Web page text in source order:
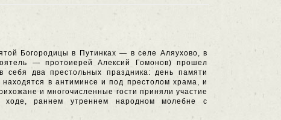
Богородицы в Путинках — в селе Аляухово, в
— протоиерей Алексий Гомонов) прошел
два престольных праздника: день памяти
в антиминсе и под престолом храма, и
и многочисленные гости приняли участие
ходе, раннем утреннем народном молебне с